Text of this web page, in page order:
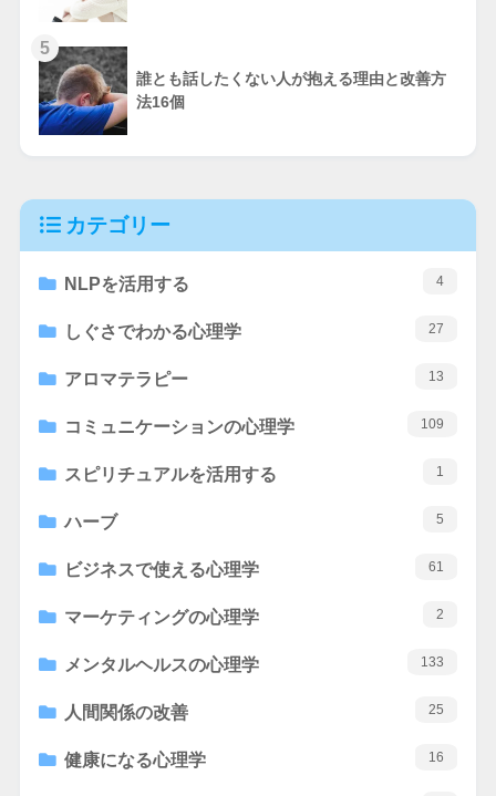
5
誰とも話したくない人が抱える理由と改善方
法16個
カテゴリー
NLPを活用する 4
しぐさでわかる心理学 27
アロマテラピー 13
コミュニケーションの心理学 109
スピリチュアルを活用する 1
ハーブ 5
ビジネスで使える心理学 61
マーケティングの心理学 2
メンタルヘルスの心理学 133
人間関係の改善 25
健康になる心理学 16